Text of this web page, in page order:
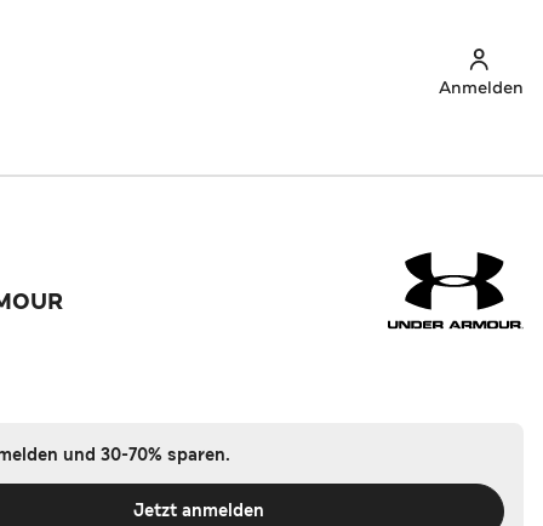
Anmelden
und 30-70% sparen.
Jetzt anmelden